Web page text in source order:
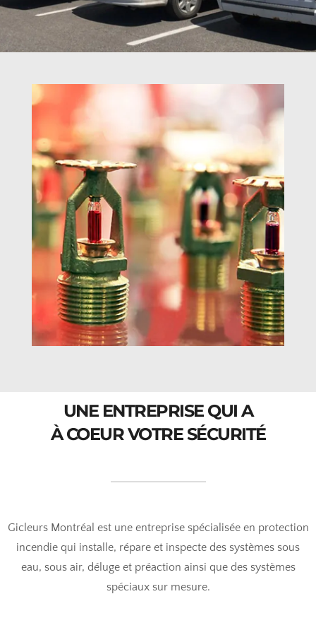
UNE ENTREPRISE QUI A
À COEUR VOTRE SÉCURITÉ
Gicleurs Montréal est une entreprise spécialisée en protection
incendie qui installe, répare et inspecte des systèmes sous
eau, sous air, déluge et préaction ainsi que des systèmes
spéciaux sur mesure.